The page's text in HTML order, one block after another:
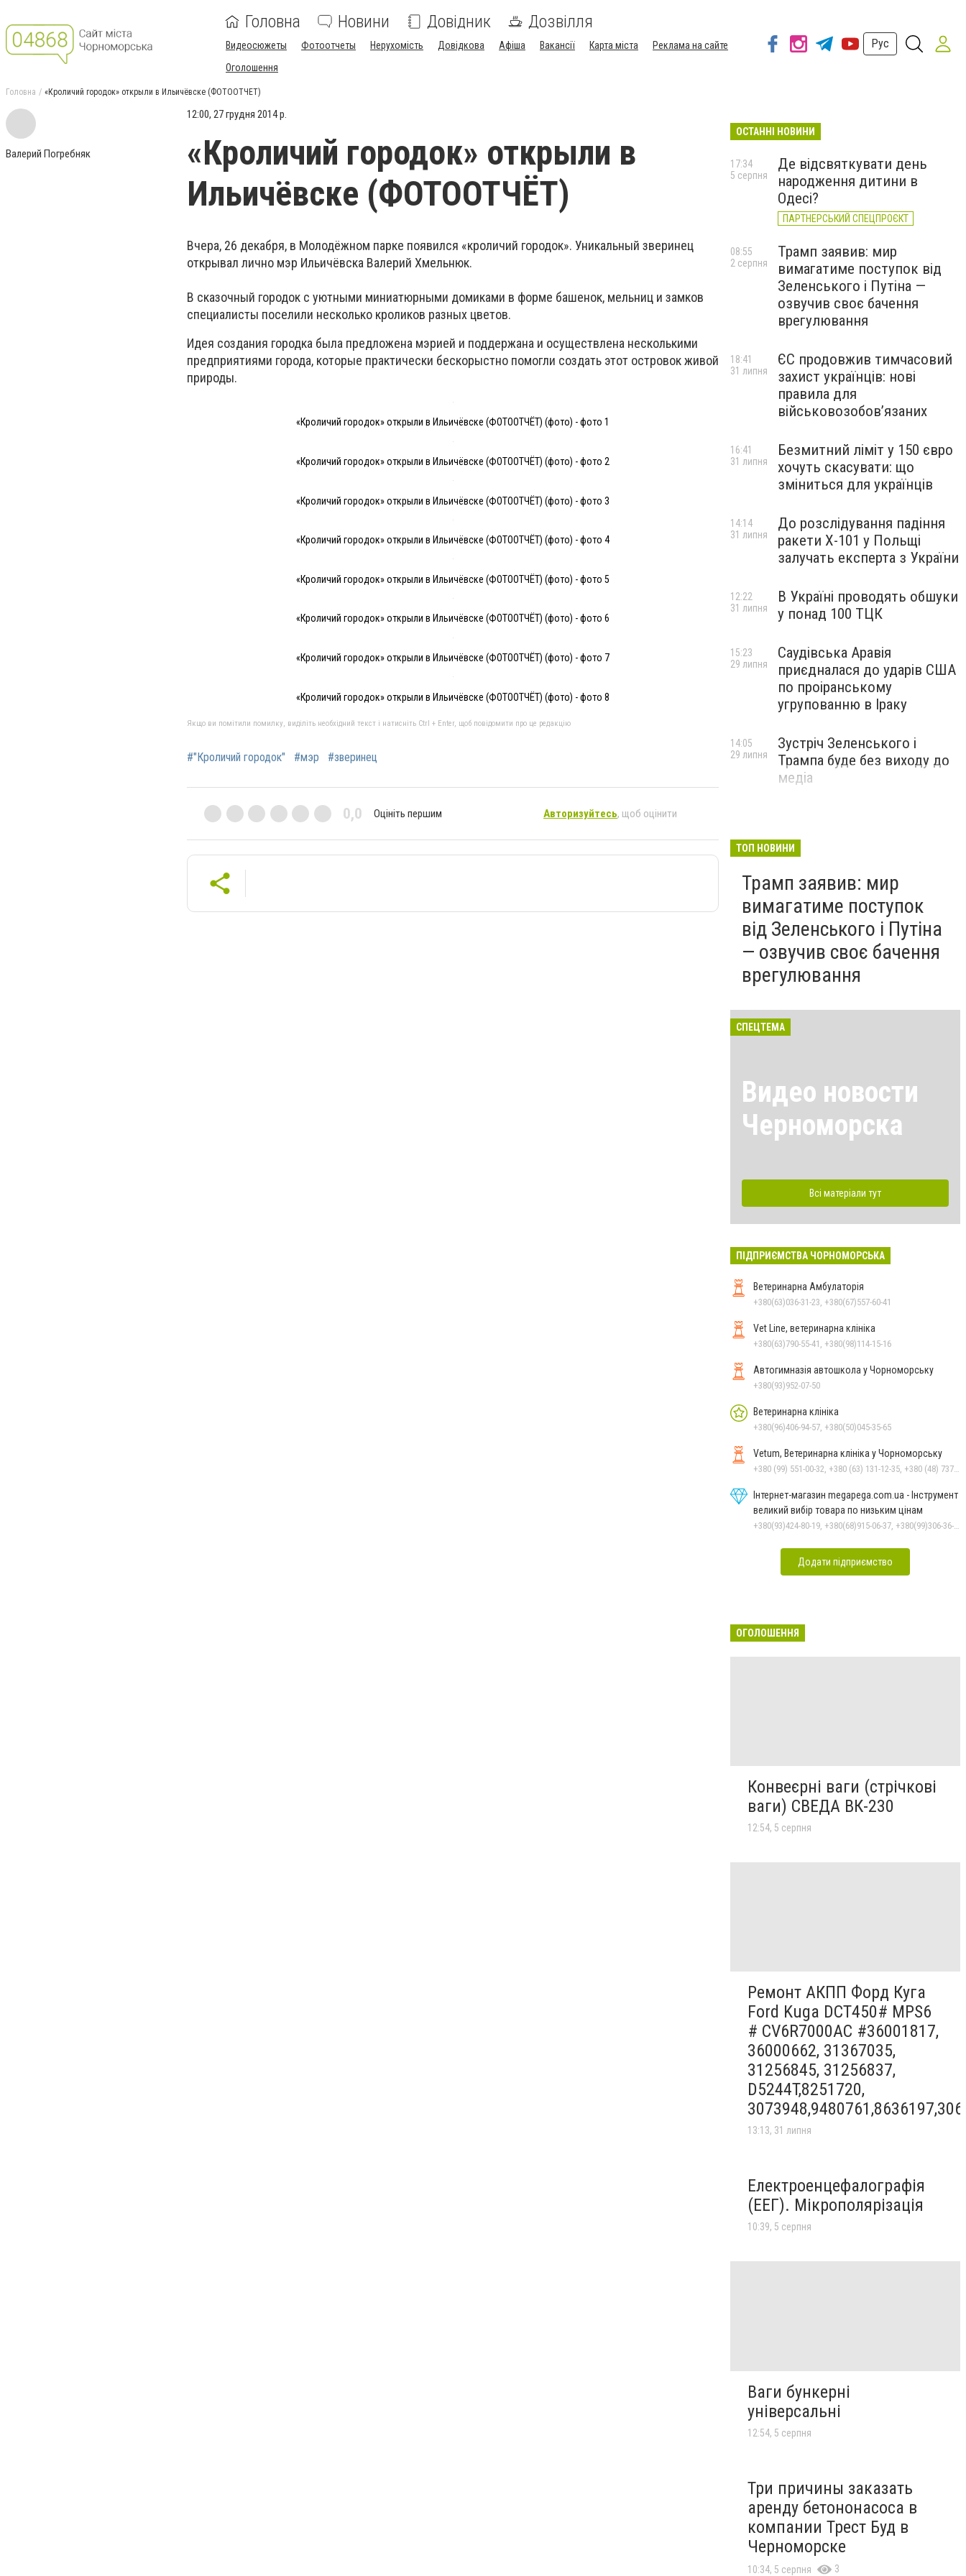
Головна Новини Довідник Дозвілля
Видеосюжеты Фотоотчеты Нерухомість Довідкова Афіша Вакансії Карта міста
Реклама на сайте
Оголошення
Рус
Головна «Кроличий городок» открыли в Ильичёвске (ФОТООТЧЁТ)
Валерий Погребняк
12:00, 27 грудня 2014 р.
«Кроличий городок» открыли в
Ильичёвске (ФОТООТЧЁТ)
Вчера, 26 декабря, в Молодёжном парке появился «кроличий городок». Уникальный зверинец
открывал лично мэр Ильичёвска Валерий Хмельнюк.
В сказочный городок с уютными миниатюрными домиками в форме башенок, мельниц и замков
специалисты поселили несколько кроликов разных цветов.
Идея создания городка была предложена мэрией и поддержана и осуществлена несколькими
предприятиями города, которые практически бескорыстно помогли создать этот островок живой
природы.
«Кроличий городок» открыли в Ильичёвске (ФОТООТЧЁТ) (фото) - фото 1
«Кроличий городок» открыли в Ильичёвске (ФОТООТЧЁТ) (фото) - фото 2
«Кроличий городок» открыли в Ильичёвске (ФОТООТЧЁТ) (фото) - фото 3
«Кроличий городок» открыли в Ильичёвске (ФОТООТЧЁТ) (фото) - фото 4
«Кроличий городок» открыли в Ильичёвске (ФОТООТЧЁТ) (фото) - фото 5
«Кроличий городок» открыли в Ильичёвске (ФОТООТЧЁТ) (фото) - фото 6
«Кроличий городок» открыли в Ильичёвске (ФОТООТЧЁТ) (фото) - фото 7
«Кроличий городок» открыли в Ильичёвске (ФОТООТЧЁТ) (фото) - фото 8
Якщо ви помітили помилку, виділіть необхідний текст і натисніть Ctrl + Enter, щоб повідомити про це редакцію
#"Кроличий городок" #мэр #зверинец
0,0 Оцініть першим Авторизуйтесь, щоб оцінити
ОСТАННІ НОВИНИ
Де відсвяткувати день
народження дитини в
Одесі?
ПАРТНЕРСЬКИЙ СПЕЦПРОЄКТ
17:34
5 серпня
Трамп заявив: мир
вимагатиме поступок від
Зеленського і Путіна —
озвучив своє бачення
врегулювання
08:55
2 серпня
ЄС продовжив тимчасовий
захист українців: нові
правила для
військовозобов’язаних
18:41
31 липня
Безмитний ліміт у 150 євро
хочуть скасувати: що
зміниться для українців
16:41
31 липня
До розслідування падіння
ракети Х-101 у Польщі
залучать експерта з України
14:14
31 липня
В Україні проводять обшуки
у понад 100 ТЦК
12:22
31 липня
Саудівська Аравія
приєдналася до ударів США
по проіранському
угрупованню в Іраку
15:23
29 липня
Зустріч Зеленського і
Трампа буде без виходу до
медіа
14:05
29 липня
ТОП НОВИНИ
Трамп заявив: мир
вимагатиме поступок
від Зеленського і Путіна
— озвучив своє бачення
врегулювання
СПЕЦТЕМА
Видео новости
Черноморска
Всі матеріали тут
ПІДПРИЄМСТВА ЧОРНОМОРСЬКА
Ветеринарна Амбулаторія
+380(63)036-31-23, +380(67)557-60-41
Vet Line, ветеринарна клініка
+380(63)790-55-41, +380(98)114-15-16
Автогимназія автошкола у Чорноморську
+380(93)952-07-50
Ветеринарна клініка
+380(96)406-94-57, +380(50)045-35-65
Vetum, Ветеринарна клініка у Чорноморську
Інтернет-магазин megapega.com.ua - Інструмент
великий вибір товара по низьким цінам
Додати підприємство
ОГОЛОШЕННЯ
Конвеєрні ваги (стрічкові
ваги) СВЕДА ВК-230
12:54, 5 серпня
Ремонт АКПП Форд Куга
Ford Kuga DCT450# MPS6
# CV6R7000AC #36001817,
36000662, 31367035,
31256845, 31256837,
D5244T,8251720,
13:13, 31 липня
Електроенцефалографія
(ЕЕГ). Мікрополярізація
10:39, 5 серпня
Ваги бункерні
універсальні
12:54, 5 серпня
Три причины заказать
аренду бетононасоса в
компании Трест Буд в
Черноморске
10:34, 5 серпня 3